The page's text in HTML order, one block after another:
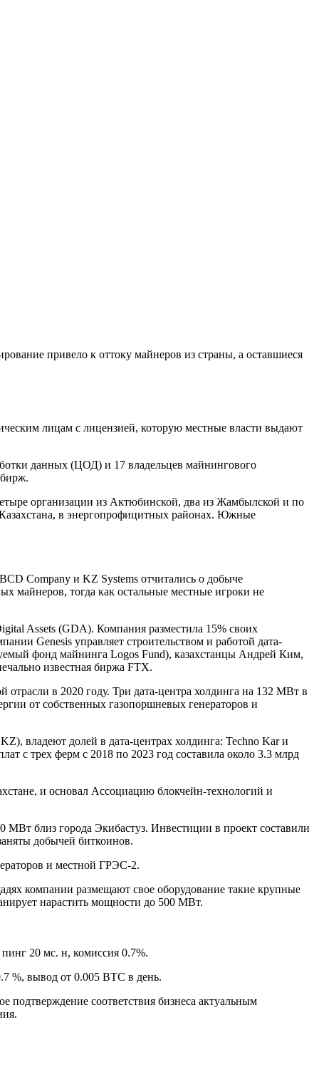
привело к оттоку майнеров из страны, а оставшиеся
лицам с лицензией, которую местные власти выдают
данных (ЦОД) и 17 владельцев майнингового
организации из Актюбинской, два из Жамбылской и по
в энергопрофицитных районах. Южные
Company и KZ Systems отчитались о добыче
майнеров, тогда как остальные местные игроки не
Assets (GDA). Компания разместила 15% своих
Genesis управляет строительством и работой дата-
фонд майнинга Logos Fund), казахстанцы Андрей Ким,
известная биржа FTX.
в 2020 году. Три дата-центра холдинга на 132 МВт в
от собственных газопоршневых генераторов и
владеют долей в дата-центрах холдинга: Techno Kar и
с трех ферм с 2018 по 2023 год составила около 3.3 млрд
и основал Ассоциацию блокчейн-технологий и
МВт близ города Экибастуз. Инвестиции в проект составили
добычей биткоинов.
и местной ГРЭС-2.
компании размещают свое оборудование такие крупные
нарастить мощности до 500 МВт.
20 мс. н, комиссия 0.7%.
%, вывод от 0.005 BTC в день.
соответствия бизнеса актуальным